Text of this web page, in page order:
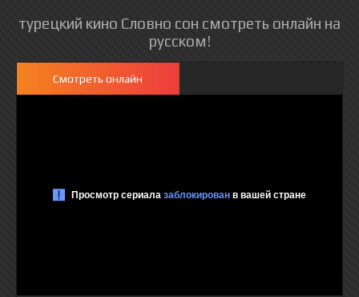
турецкий кино Словно сон смотреть онлайн на
русском!
Смотреть онлайн